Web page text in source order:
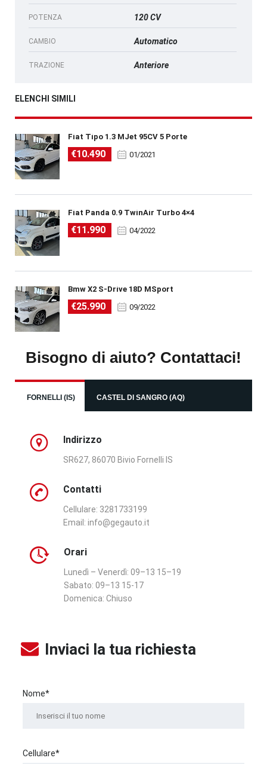
POTENZA 120 CV
CAMBIO Automatico
TRAZIONE Anteriore
ELENCHI SIMILI
Fiat Tipo 1.3 MJet 95CV 5 Porte
€10.490 01/2021
Fiat Panda 0.9 TwinAir Turbo 4×4
€11.990 04/2022
Bmw X2 S-Drive 18D MSport
€25.990 09/2022
Bisogno di aiuto? Contattaci!
FORNELLI (IS) CASTEL DI SANGRO (AQ)
Indirizzo
SR627, 86070 Bivio Fornelli IS
Contatti
Cellulare: 3281733199
Email: info@gegauto.it
Orari
Lunedì – Venerdì: 09–13 15–19
Sabato: 09–13 15-17
Domenica: Chiuso
Inviaci la tua richiesta
Nome*
Cellulare*